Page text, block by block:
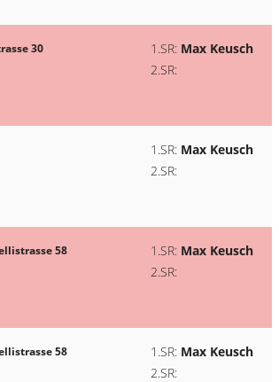
30
1.SR: Max Keusch
2.SR:
1.SR: Max Keusch
2.SR:
58
1.SR: Max Keusch
2.SR:
58
1.SR: Max Keusch
2.SR: